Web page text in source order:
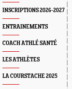
INSCRIPTIONS 2026-2027
ENTRAINEMENTS
COACH ATHLÉ SANTÉ
LES ATHLÈTES
LA COURSTACHE 2025